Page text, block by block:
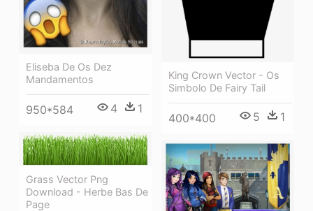
Eliseba De Os Dez
Mandamentos
950*584 4 1
King Crown Vector - Os
Simbolo De Fairy Tail
400*400 5 1
Grass Vector Png
Download - Herbe Bas De
Page